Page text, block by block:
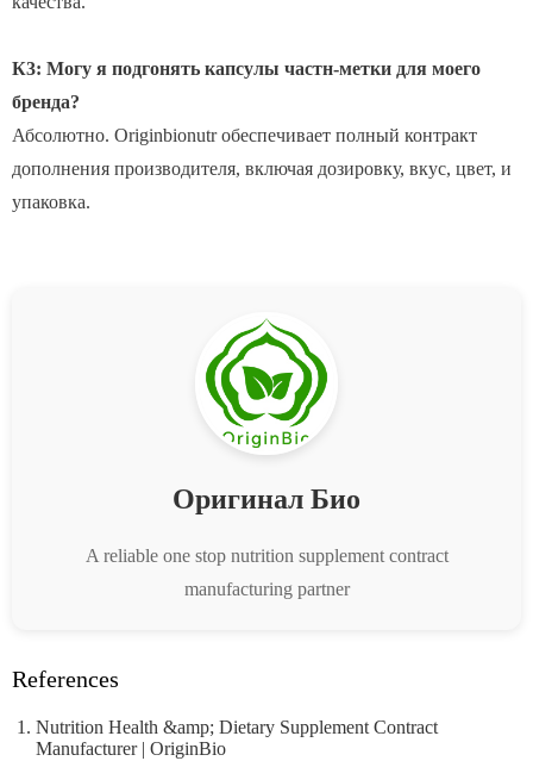
К3: Могу я подгонять капсулы частн-метки для моего
бренда?
Абсолютно. Originbionutr обеспечивает полный контракт
дополнения производителя, включая дозировку, вкус, цвет, и
упаковка.
Оригинал Био
A reliable one stop nutrition supplement contract
manufacturing partner
References
Nutrition Health &amp; Dietary Supplement Contract
Manufacturer | OriginBio